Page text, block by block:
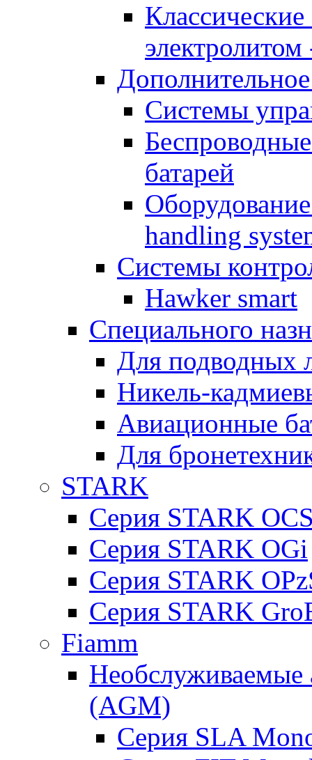
Системы
батарей
handling
Системы
Hawker smart
Специального
Для подводных
Никель-
Авиационные
Для
STARK
Серия STARK
Серия STARK OGi
Серия STARK
Серия STARK
Fiamm
Необслуживаемые
(AGM)
Серия SLA